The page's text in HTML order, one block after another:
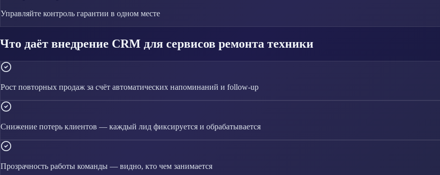
Управляйте контроль гарантии в одном месте
Что даёт внедрение CRM для сервисов ремонта техники
Рост повторных продаж за счёт автоматических напоминаний и follow-up
Снижение потерь клиентов — каждый лид фиксируется и обрабатывается
Прозрачность работы команды — видно, кто чем занимается